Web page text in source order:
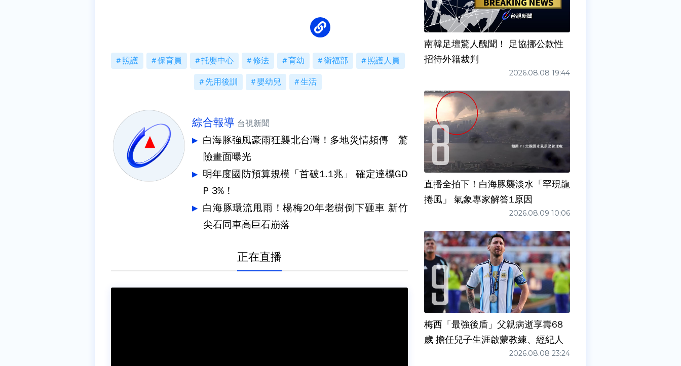
照護 保育員 托嬰中心 修法 育幼 衛福部 照護人員
先用後訓 嬰幼兒 生活
綜合報導 台視新聞
白海豚強風豪雨狂襲北台灣！多地災情頻傳 驚
險畫面曝光
明年度國防預算規模「首破1.1兆」 確定達標GD
P 3%！
白海豚環流甩雨！楊梅20年老樹倒下砸車 新竹
尖石同車高巨石崩落
正在直播
南韓足壇驚人醜聞！ 足協挪公款性
招待外籍裁判
2026.08.08 19:44
直播全拍下！白海豚襲淡水「罕現龍
捲風」 氣象專家解答1原因
2026.08.09 10:06
梅西「最強後盾」父親病逝享壽68
歲 擔任兒子生涯啟蒙教練、經紀人
2026.08.08 23:24